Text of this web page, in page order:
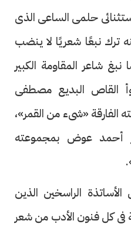
حلمى الساعى الذى
ترك نبعًا شعريًا لا ينضب
شاعر المقاومة الكبير
القاص البديع مصطفى
الفارقة «شىء من القمر»،
أحمد عوض بمجموعته
الراسخين الذين
فى كل فنون الأدب من شعر